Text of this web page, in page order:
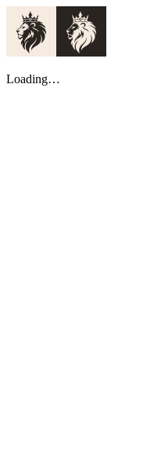
Loading…